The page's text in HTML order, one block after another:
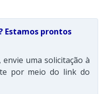
Estamos prontos
envie uma solicitação à
por meio do link do